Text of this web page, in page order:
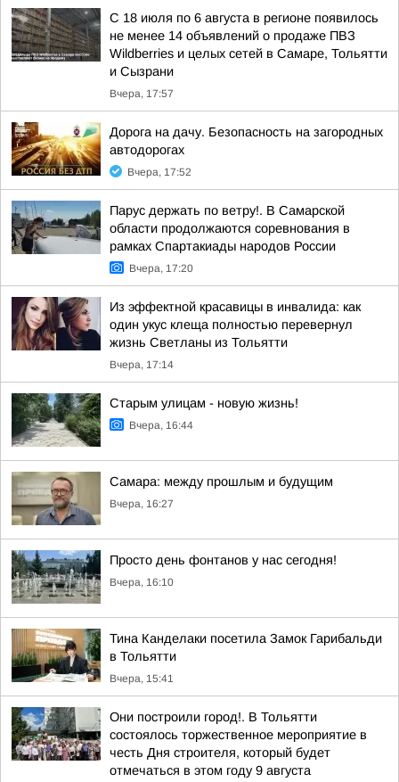
С 18 июля по 6 августа в регионе появилось
не менее 14 объявлений о продаже ПВЗ
Wildberries и целых сетей в Самаре, Тольятти
и Сызрани
Вчера, 17:57
Дорога на дачу. Безопасность на загородных
автодорогах
Вчера, 17:52
Парус держать по ветру!. В Самарской
области продолжаются соревнования в
рамках Спартакиады народов России
Вчера, 17:20
Из эффектной красавицы в инвалида: как
один укус клеща полностью перевернул
жизнь Светланы из Тольятти
Вчера, 17:14
Старым улицам - новую жизнь!
Вчера, 16:44
Самара: между прошлым и будущим
Вчера, 16:27
Просто день фонтанов у нас сегодня!
Вчера, 16:10
Тина Канделаки посетила Замок Гарибальди
в Тольятти
Вчера, 15:41
Они построили город!. В Тольятти
состоялось торжественное мероприятие в
честь Дня строителя, который будет
отмечаться в этом году 9 августа